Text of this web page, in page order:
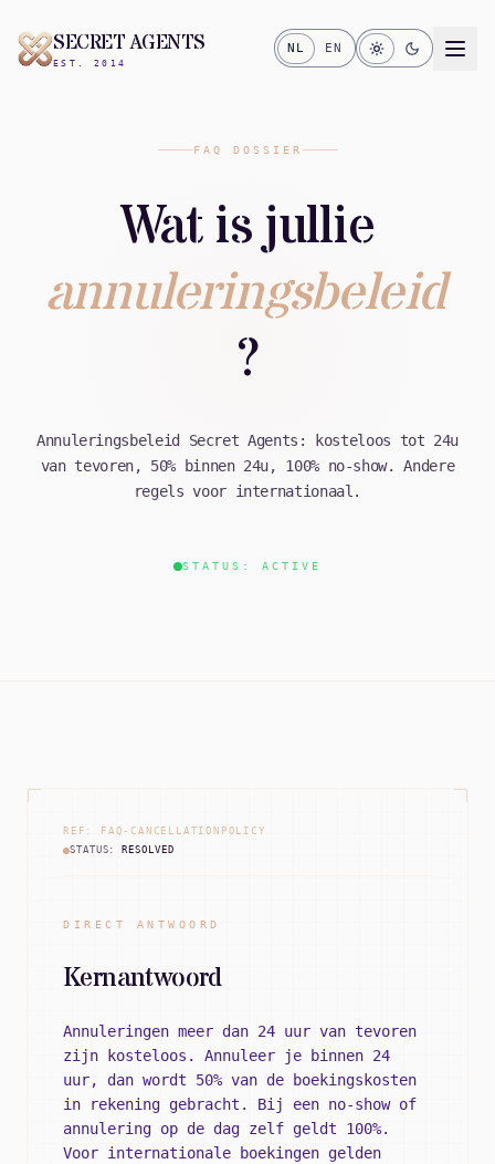
SECRET AGENTS
EST. 2014
NL EN
FAQ DOSSIER
Wat is jullie
annuleringsbeleid
?
Annuleringsbeleid Secret Agents: kosteloos tot 24u
van tevoren, 50% binnen 24u, 100% no-show. Andere
regels voor internationaal.
STATUS: ACTIVE
REF: FAQ-CANCELLATIONPOLICY
STATUS: RESOLVED
DIRECT ANTWOORD
Kernantwoord
Annuleringen meer dan 24 uur van tevoren
zijn kosteloos. Annuleer je binnen 24
uur, dan wordt 50% van de boekingskosten
in rekening gebracht. Bij een no-show of
annulering op de dag zelf geldt 100%.
Voor internationale boekingen gelden